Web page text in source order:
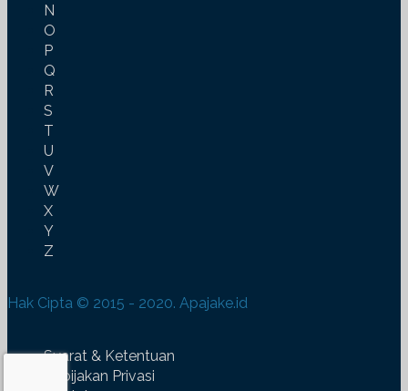
N
O
P
Q
R
S
T
U
V
W
X
Y
Z
Hak Cipta © 2015 - 2020. Apajake.id
Syarat & Ketentuan
Kebijakan Privasi